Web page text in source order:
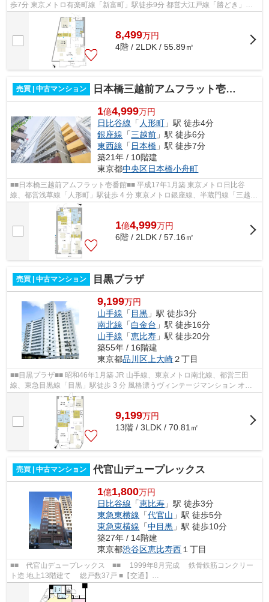
歩7分 東京メトロ有楽町線「新富町」駅徒歩9分 都営大江戸線「勝どき」駅
徒歩11分 東京メトロ日比谷線、都営...
8,499万円
4階 / 2LDK / 55.89㎡
売買 | 中古マンション 日本橋三越前アムフラット壱番館
1億4,999万円
日比谷線 「 人形町 」駅 徒歩4分
銀座線 「三越前 」駅 徒歩6分
東西線 「 日本橋 」駅 徒歩7分
築21年 / 10階建
東京都中央区日本橋小舟町
■■日本橋三越前アムフラット壱番館■■ 平成17年1月築 東京メトロ日比谷
線、都営浅草線「人形町」駅徒歩 4 分 東京メトロ銀座線、半蔵門線「三越
前」駅徒歩 6 分 東京メトロ銀座線、東...
1億4,999万円
6階 / 2LDK / 57.16㎡
売買 | 中古マンション 目黒プラザ
9,199万円
山手線 「 目黒 」駅 徒歩3分
南北線 「白金台 」駅 徒歩16分
山手線 「恵比寿 」駅 徒歩20分
築55年 / 16階建
東京都品川区 上大崎２丁目
■■目黒プラザ■■ 昭和46年1月築 JR 山手線、東京メトロ南北線、都営三田
線、東急目黒線「目黒」駅徒歩 3 分 風格漂うヴィンテージマンション オー
トロック 防犯カメラ 不在時も便利...
9,199万円
13階 / 3LDK / 70.81㎡
売買 | 中古マンション 代官山デュープレックス
1億1,800万円
日比谷線 「恵比寿 」駅 徒歩3分
東急東横線 「代官山 」駅 徒歩5分
東急東横線 「中目黒 」駅 徒歩10分
築27年 / 14階建
東京都渋谷区恵比寿西 １丁目
■■ 代官山デュープレックス ■■ 1999年8月完成 鉄骨鉄筋コンクリー
ト造 地上13階建て 総戸数37戸 ■【交通】
━━━━━━━━━━━━━━━ JR山手線等【恵比寿】駅より徒歩6分